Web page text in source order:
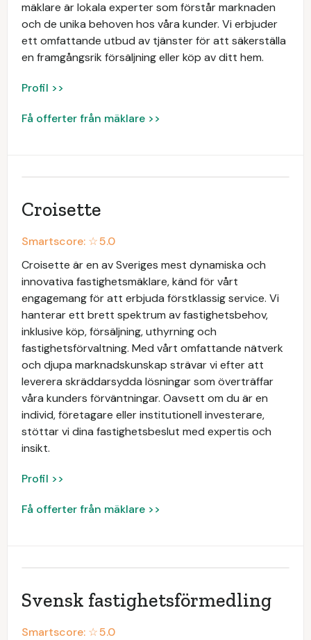
mäklare är lokala experter som förstår marknaden
och de unika behoven hos våra kunder. Vi erbjuder
ett omfattande utbud av tjänster för att säkerställa
en framgångsrik försäljning eller köp av ditt hem.
Profil >>
Få offerter från mäklare >>
Croisette
Smartscore: ☆5.0
Croisette är en av Sveriges mest dynamiska och
innovativa fastighetsmäklare, känd för vårt
engagemang för att erbjuda förstklassig service. Vi
hanterar ett brett spektrum av fastighetsbehov,
inklusive köp, försäljning, uthyrning och
fastighetsförvaltning. Med vårt omfattande nätverk
och djupa marknadskunskap strävar vi efter att
leverera skräddarsydda lösningar som överträffar
våra kunders förväntningar. Oavsett om du är en
individ, företagare eller institutionell investerare,
stöttar vi dina fastighetsbeslut med expertis och
insikt.
Profil >>
Få offerter från mäklare >>
Svensk fastighetsförmedling
Smartscore: ☆5.0